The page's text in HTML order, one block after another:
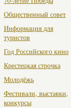
Общественный совет
Информация для
туристов
Год Российского кино
Крестецкая строчка
Молодёжь
Фестивали, выставки,
конкурсы